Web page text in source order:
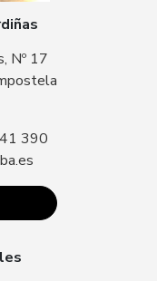
Nº 17
390